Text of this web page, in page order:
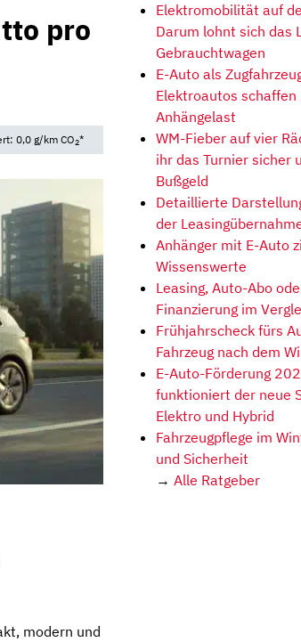
pro
0,0 g/km CO2*
modern und
Elektromobilität auf
Darum lohnt sich das
Gebrauchtwagen
E-Auto als
Elektroautos schaffen
Anhängelast
WM-Fieber auf vier
ihr das Turnier sicher
Bußgeld
Detaillierte
der
Anhänger mit E-Auto
Wissenswerte
Leasing, Auto-Abo
Finanzierung im
Frühjahrscheck fürs
Fahrzeug nach dem
E-Auto-Förderung
funktioniert der neue
Elektro und Hybrid
Fahrzeugpflege im
und Sicherheit
→ Alle Ratgeber